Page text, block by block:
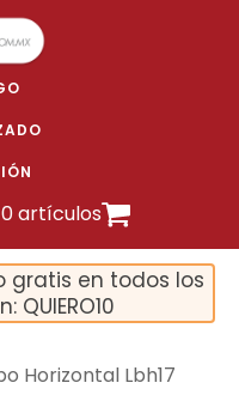
0 artículos
gratis en todos los
QUIERO10
Horizontal Lbh17